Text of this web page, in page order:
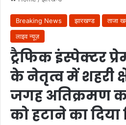
Breaking News झारखण्ड ताजा
लाइव न्यूज़
ट्रैफिक इंस्पेक्टर
के नेतृत्व में शहरी
जगह अतिक्रमण
को हटाने का दिया